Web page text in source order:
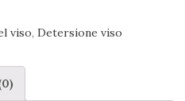
viso, Detersione viso